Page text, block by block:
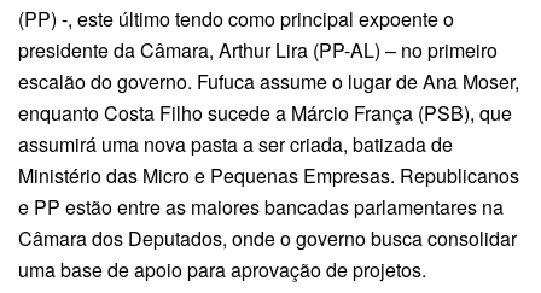
(PP) -, este último tendo como principal expoente o
presidente da Câmara, Arthur Lira (PP-AL) – no primeiro
escalão do governo. Fufuca assume o lugar de Ana Moser,
enquanto Costa Filho sucede a Márcio França (PSB), que
assumirá uma nova pasta a ser criada, batizada de
Ministério das Micro e Pequenas Empresas. Republicanos
e PP estão entre as maiores bancadas parlamentares na
Câmara dos Deputados, onde o governo busca consolidar
uma base de apoio para aprovação de projetos.